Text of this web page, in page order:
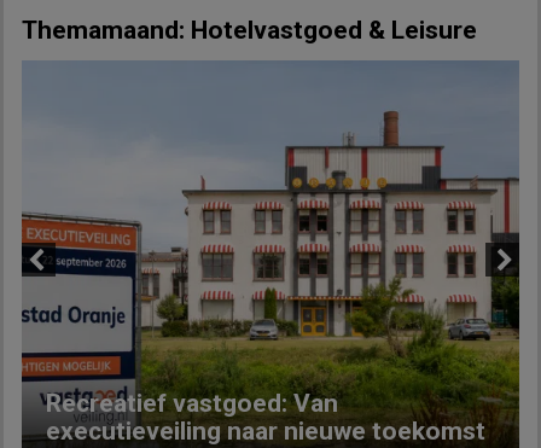
Themamaand: Hotelvastgoed & Leisure
Recreatief vastgoed: Van
executieveiling naar nieuwe toekomst
Next